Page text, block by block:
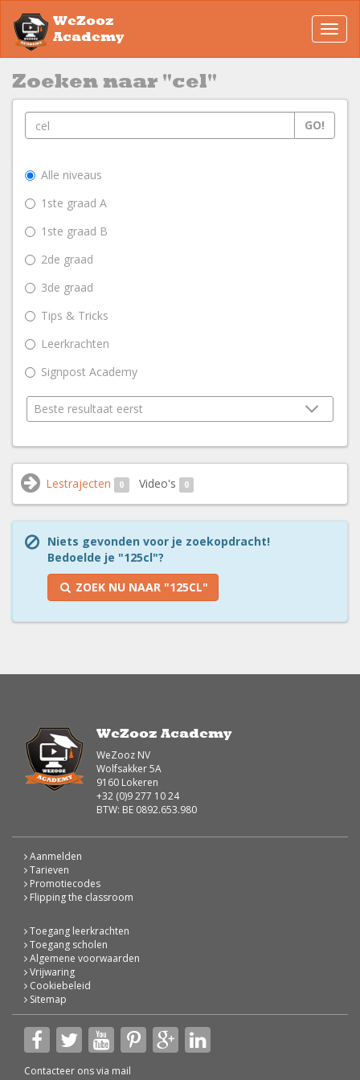
WeZooz
Academy
Zoeken naar "cel"
GO!
Alle niveaus
1ste graad A
1ste graad B
2de graad
3de graad
Tips & Tricks
Leerkrachten
Signpost Academy
Lestrajecten 0 Video's 0
Niets gevonden voor je zoekopdracht!
Bedoelde je "125cl"?
ZOEK NU NAAR "125CL"
WeZooz Academy
WeZooz NV
Wolfsakker 5A
9160 Lokeren
+32 (0)9 277 10 24
BTW: BE 0892.653.980
Aanmelden
Tarieven
Promotiecodes
Flipping the classroom
Toegang leerkrachten
Toegang scholen
Algemene voorwaarden
Vrijwaring
Cookiebeleid
Sitemap
Contacteer ons via mail